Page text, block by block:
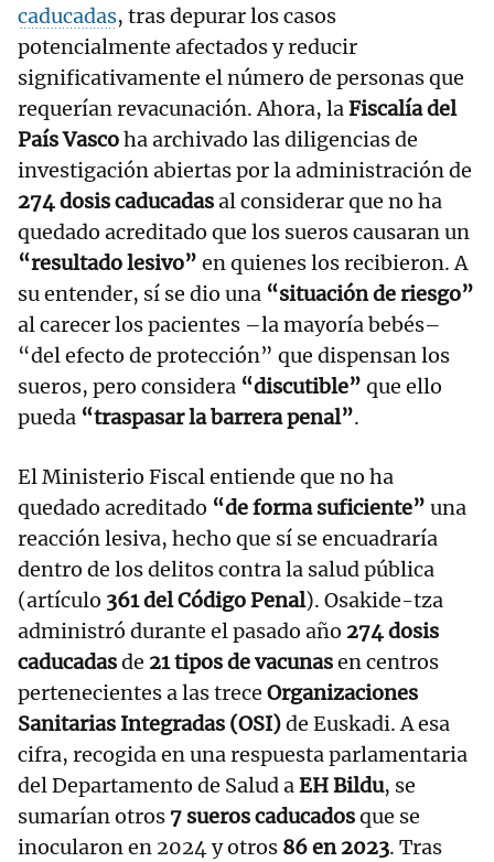
caducadas, tras depurar los casos
potencialmente afectados y reducir
significativamente el número de personas que
requerían revacunación. Ahora, laFiscalía del
País Vascoha archivado las diligencias de
investigación abiertas por la administración de
274 dosis caducadasal considerar que no ha
quedado acreditado que los sueros causaran un
“resultado lesivo” en quienes los recibieron. A
su entender, sí se dio una “situación de riesgo”
al carecer los pacientes –la mayoría bebés–
“del efecto de protección” que dispensan los
sueros, pero considera “discutible” que ello
pueda “traspasar la barrera penal”.
El Ministerio Fiscal entiende que no ha
quedado acreditado “de forma suficiente” una
reacción lesiva, hecho que sí se encuadraría
dentro de los delitos contra la salud pública
(artículo 361 del Código Penal). Osakide-tza
administró durante el pasado año 274 dosis
caducadasde 21 tipos de vacunasen centros
pertenecientes a las trece Organizaciones
Sanitarias Integradas (OSI)de Euskadi. A esa
cifra, recogida en una respuesta parlamentaria
del Departamento de Salud aEH Bildu, se
sumarían otros 7 sueros caducadosque se
inocularon en 2024 y otros 86 en 2023. Tras